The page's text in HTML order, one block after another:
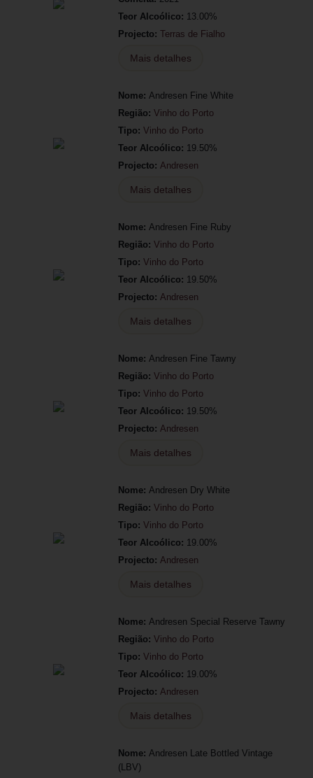
Teor Alcoólico: 13.00%
Projecto: Terras de Fialho
Mais detalhes
Nome: Andresen Fine White
Região: Vinho do Porto
Tipo: Vinho do Porto
Teor Alcoólico: 19.50%
Projecto: Andresen
Mais detalhes
Nome: Andresen Fine Ruby
Região: Vinho do Porto
Tipo: Vinho do Porto
Teor Alcoólico: 19.50%
Projecto: Andresen
Mais detalhes
Nome: Andresen Fine Tawny
Região: Vinho do Porto
Tipo: Vinho do Porto
Teor Alcoólico: 19.50%
Projecto: Andresen
Mais detalhes
Nome: Andresen Dry White
Região: Vinho do Porto
Tipo: Vinho do Porto
Teor Alcoólico: 19.00%
Projecto: Andresen
Mais detalhes
Nome: Andresen Special Reserve Tawny
Região: Vinho do Porto
Tipo: Vinho do Porto
Teor Alcoólico: 19.00%
Projecto: Andresen
Mais detalhes
Nome: Andresen Late Bottled Vintage
(LBV)